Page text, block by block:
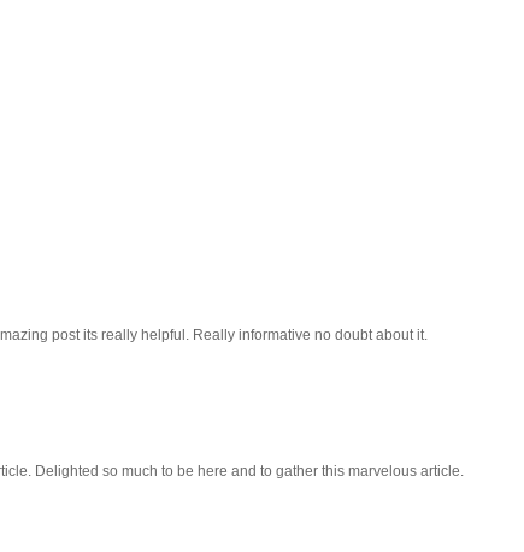
post its really helpful. Really informative no doubt about it.
Delighted so much to be here and to gather this marvelous article.